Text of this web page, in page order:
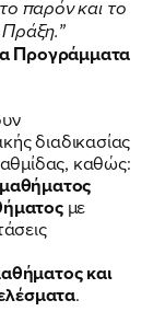
παρόν και το
Πράξη.”
Προγράμματα
διαδικασίας
καθώς:
με
και
.